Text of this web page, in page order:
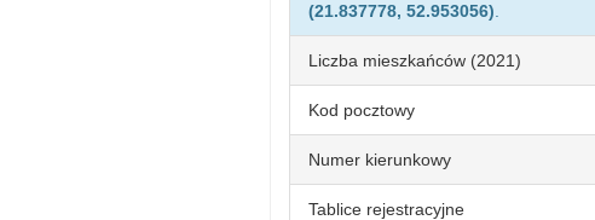
(21.837778, 52.953056)
Liczba mieszkańców (2021)
Kod pocztowy
Numer kierunkowy
Tablice rejestracyjne